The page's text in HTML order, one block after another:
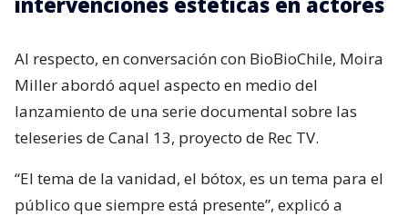
Al respecto, en conversación con BioBioChile, Moira
Miller abordó aquel aspecto en medio del
lanzamiento de una serie documental sobre las
teleseries de Canal 13, proyecto de Rec TV.
“El tema de la vanidad, el bótox, es un tema para el
público que siempre está presente”, explicó a